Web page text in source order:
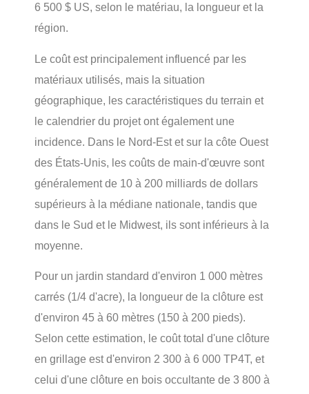
6 500 $ US, selon le matériau, la longueur et la
région.
Le coût est principalement influencé par les
matériaux utilisés, mais la situation
géographique, les caractéristiques du terrain et
le calendrier du projet ont également une
incidence. Dans le Nord-Est et sur la côte Ouest
des États-Unis, les coûts de main-d'œuvre sont
généralement de 10 à 200 milliards de dollars
supérieurs à la médiane nationale, tandis que
dans le Sud et le Midwest, ils sont inférieurs à la
moyenne.
Pour un jardin standard d'environ 1 000 mètres
carrés (1/4 d'acre), la longueur de la clôture est
d'environ 45 à 60 mètres (150 à 200 pieds).
Selon cette estimation, le coût total d'une clôture
en grillage est d'environ 2 300 à 6 000 TP4T, et
celui d'une clôture en bois occultante de 3 800 à